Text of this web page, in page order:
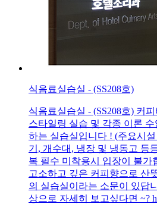
식음료실습실 - (SS208호)
식음료실습실 - (SS208호) 커
스타일링 실습 및 각종 이론
하는 실습실입니다 ! (주요시
기, 개수대, 냉장 및 냉동고 등
복 필수 미착용시 입장이 불가
고소하고 깊은 커피향으로 산
의 실습실이라는 소문이 있답
상으로 자세히 보고싶다면 ~?